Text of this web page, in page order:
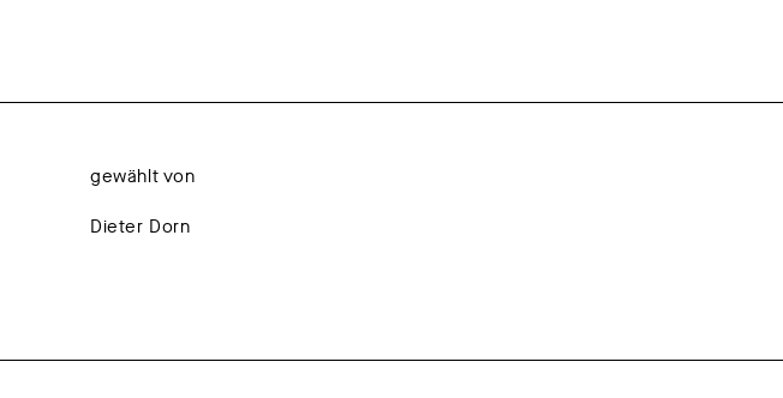
gewählt von
Dieter Dorn